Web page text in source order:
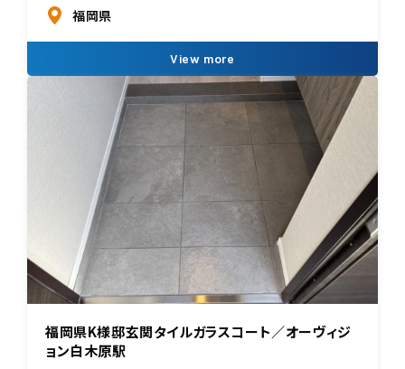
福岡県
View more
福岡県K様邸玄関タイルガラスコート／オーヴィジ
ョン白木原駅